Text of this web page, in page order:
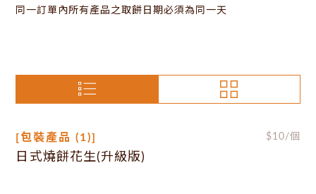
同一訂單內所有產品之取餅日期必須為同一天
[包裝產品 (1)] $10/個
日式燒餅花生(升級版)